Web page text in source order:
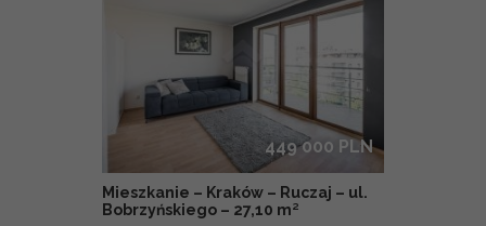
449 000 PLN
Mieszkanie – Kraków – Ruczaj – ul.
Bobrzyńskiego – 27,10 m²